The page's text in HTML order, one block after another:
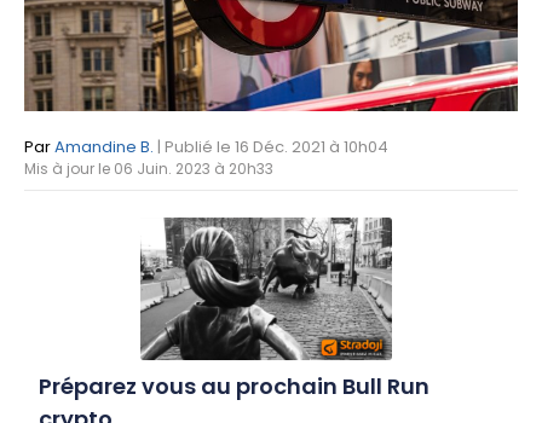
ParAmandine B. | Publié le 16 Déc. 2021 à 10h04
Mis à jour le 06 Juin. 2023 à 20h33
Préparez vous au prochain Bull Run